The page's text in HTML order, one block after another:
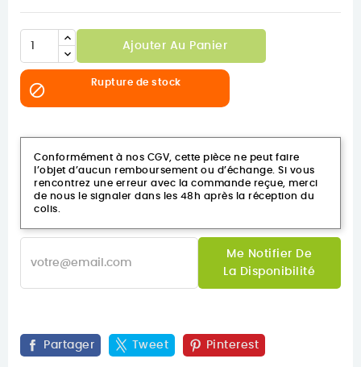
Ajouter Au Panier
 Rupture de stock
Conformément à nos CGV, cette pièce ne peut faire
l’objet d’aucun remboursement ou d’échange. Si vous
rencontrez une erreur avec la commande reçue, merci
de nous le signaler dans les 48h après la réception du
colis.
Me Notifier De
La Disponibilité
Partager Tweet Pinterest